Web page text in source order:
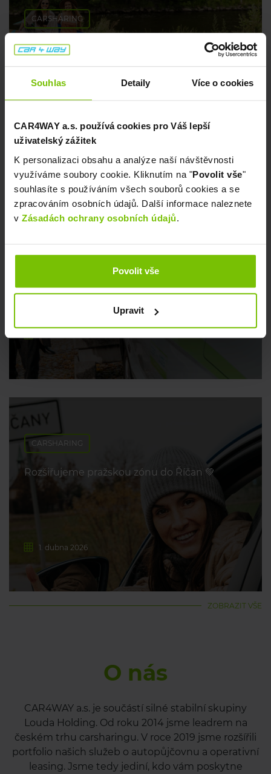
Souhlas Detaily Více o cookies
CAR4WAY a.s. používá cookies pro Váš lepší
uživatelský zážitek
K personalizaci obsahu a analýze naší návštěvnosti
využíváme soubory cookie. Kliknutím na "Povolit vše"
souhlasíte s používáním všech souborů cookies a se
zpracováním osobních údajů. Další informace naleznete
v Zásadách ochrany osobních údajů.
Povolit vše
Upravit
CARSHARING
Tipy na pohodové koupání 💦
8. července 2026
CARSHARING
Rozšiřujeme pražskou zónu do Říčan 💚
1. dubna 2026
ZOBRAZIT VŠE
O nás
CAR4WAY a.s. je součástí silné stabilní skupiny
Louda Holding. Od roku 2014 jsme leadrem na
českém trhu carsharingu. V roce 2019 jsme rozšířili
portfolio našich služeb o autopůjčovnu a operativní
leasing. Jsme tedy jediní, kdo vám poskytne